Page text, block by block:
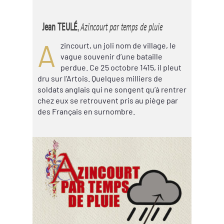
Jean TEULÉ,Azincourt par temps de pluie
A
zincourt, un joli nom de village, le
vague souvenir d’une bataille
perdue. Ce 25 octobre 1415, il pleut
dru sur l’Artois. Quelques milliers de
soldats anglais qui ne songent qu’à rentrer
chez eux se retrouvent pris au piège par
des Français en surnombre.